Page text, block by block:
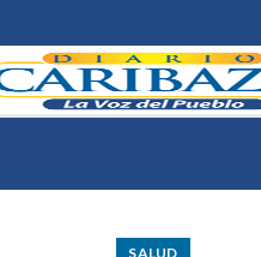
SALUD